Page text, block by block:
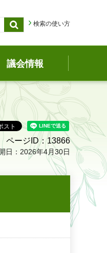
検索の使い方
議会情報
ページID：13866
日：2026年4月30日